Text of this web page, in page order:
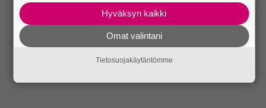
Hyväksyn kaikki
Omat valintani
Tietosuojakäytäntömme